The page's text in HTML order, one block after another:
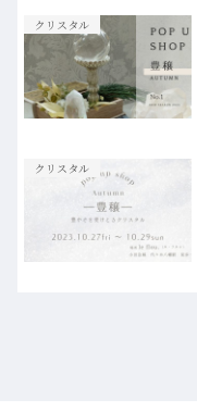
クリスタル
クリスタル